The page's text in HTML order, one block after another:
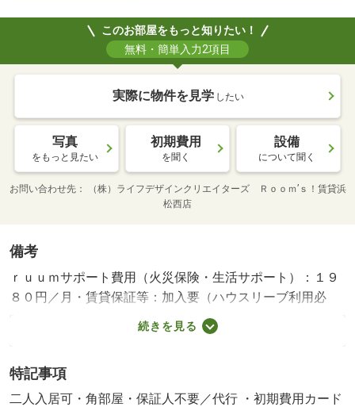
このお部屋をもっと知りたい！
無料・簡単入力2項目
実際に物件を見学 したい
写真
をもっと見たい
初期費用
を聞く
設備
について聞く
お問い合わせ先
（株）ライフデザインクリエイターズ Ｒｏｏｍ’ｓ！賃貸浜
松西店
備考
ｒｕｕｍサポート費用（火災保険・生活サポート）：１９
８０円／月・賃貸保証等：加入要（ハウスリーブ利用必
須 初回保証料・・・２２，０００円 月額保証料・・・
月額総賃料の２．２％口座振替手数料 １７０円）・鍵交
フにお気軽にご相談ください！・バイク置場：なし・駐輪
場：有/定額補修費 60000円
続きを見る
特記事項
二人入居可・角部屋・保証人不要／代行 ・初期費用カード